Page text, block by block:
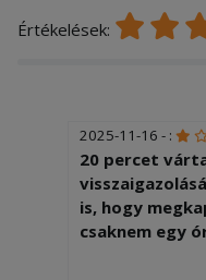
Értékelések:
2025-11-16 - :
20 percet
is, hogy
csaknem egy